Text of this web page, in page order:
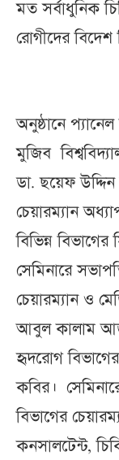
মত সর্বাধুনিক
রোগীদের
অনুষ্ঠানে
মুজিব
ডা. ছয়েফ
চেয়ারম্যান
বিভিন্ন
সেমিনারে
চেয়ারম্যান ও
আবুল কালাম
হৃদরোগ
কবির।
বিভাগের
কনসালটেন্ট,